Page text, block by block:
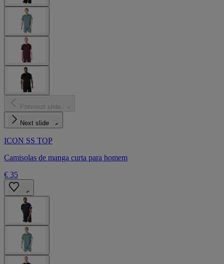
Previous slide
Next slide
ICON SS TOP
Camisolas de manga curta para homem
€ 35